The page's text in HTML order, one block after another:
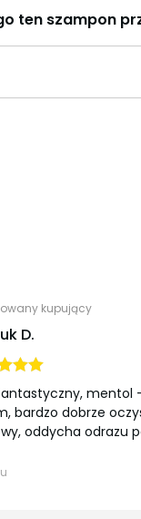
ten szampon
kupujący
D.
na
mentol
bardzo dobrze
oddycha odrazu